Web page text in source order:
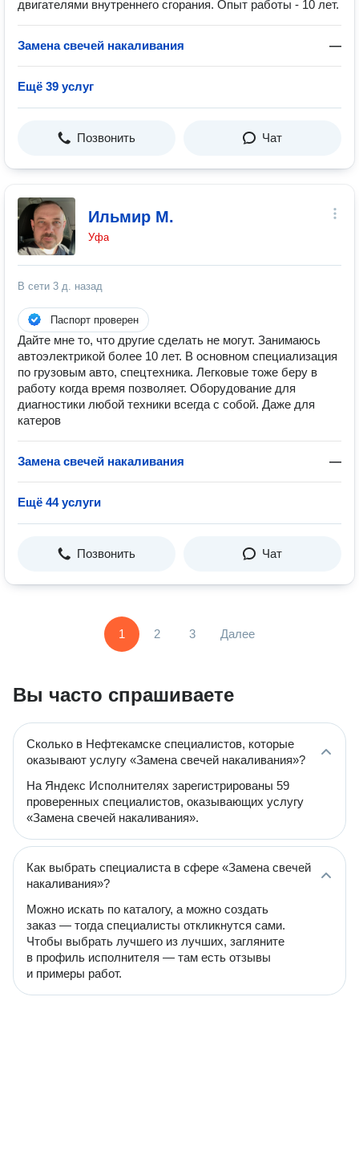
двигателями внутреннего сгорания. Опыт работы - 10 лет.
Замена свечей накаливания —
Ещё 39 услуг
Позвонить Чат
Ильмир М.
Уфа
В сети 3 д. назад
Паспорт проверен
Дайте мне то, что другие сделать не могут. Занимаюсь
автоэлектрикой более 10 лет. В основном специализация
по грузовым авто, спецтехника. Легковые тоже беру в
работу когда время позволяет. Оборудование для
диагностики любой техники всегда с собой. Даже для
катеров
Замена свечей накаливания —
Ещё 44 услуги
Позвонить Чат
1 2 3 Далее
Вы часто спрашиваете
Сколько в Нефтекамске специалистов, которые
оказывают услугу «Замена свечей накаливания»?
На Яндекс Исполнителях зарегистрированы 59
проверенных специалистов, оказывающих услугу
«Замена свечей накаливания».
Как выбрать специалиста в сфере «Замена свечей
накаливания»?
Можно искать по каталогу, а можно создать
заказ — тогда специалисты откликнутся сами.
Чтобы выбрать лучшего из лучших, загляните
в профиль исполнителя — там есть отзывы
и примеры работ.